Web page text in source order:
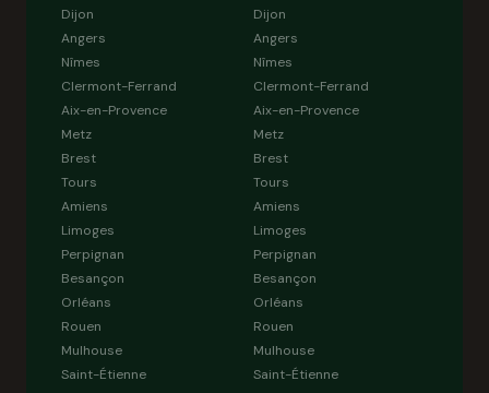
Dijon
Angers
Nîmes
Clermont-Ferrand
Aix-en-Provence
Metz
Brest
Tours
Amiens
Limoges
Perpignan
Besançon
Orléans
Rouen
Mulhouse
Saint-Étienne
Dijon
Angers
Nîmes
Clermont-Ferrand
Aix-en-Provence
Metz
Brest
Tours
Amiens
Limoges
Perpignan
Besançon
Orléans
Rouen
Mulhouse
Saint-Étienne